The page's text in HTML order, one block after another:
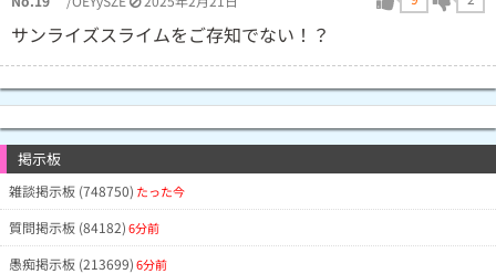
サンライズスライムをご存知でない！？
掲示板
雑談掲示板 (748750) たった今
質問掲示板 (84182)6分前
愚痴掲示板 (213699)6分前